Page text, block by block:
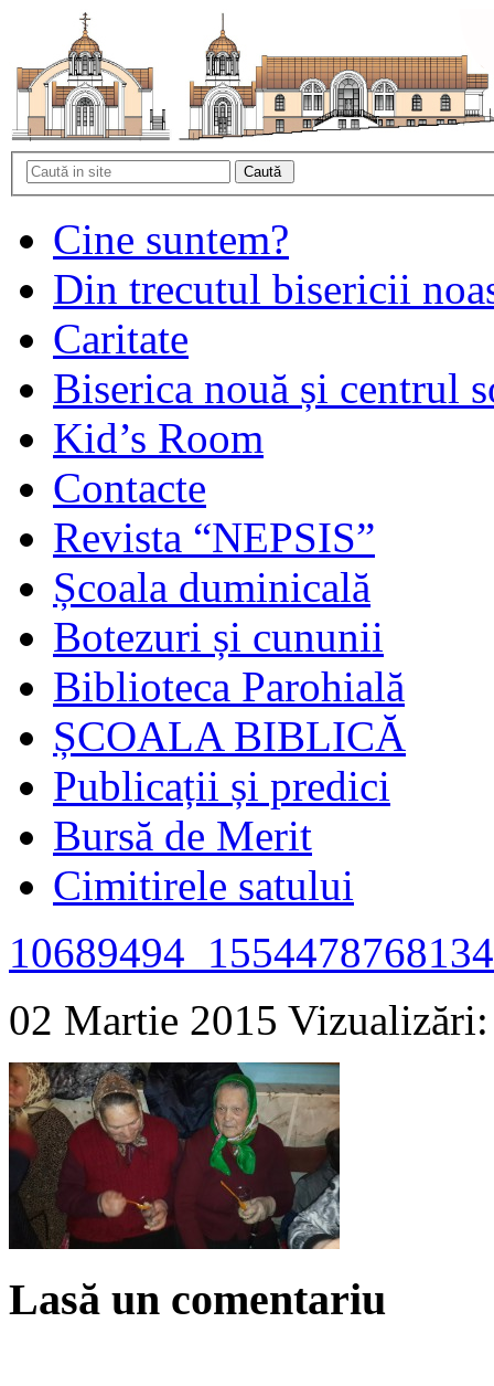
Cine suntem?
Din trecutul bisericii
Caritate
Biserica nouă și centrul
Kid’s Room
Contacte
Revista “NEPSIS”
Școala duminicală
Botezuri și cununii
Biblioteca Parohială
ȘCOALA BIBLICĂ
Publicații și predici
Bursă de Merit
Cimitirele satului
02 Martie 2015
Lasă un comentariu